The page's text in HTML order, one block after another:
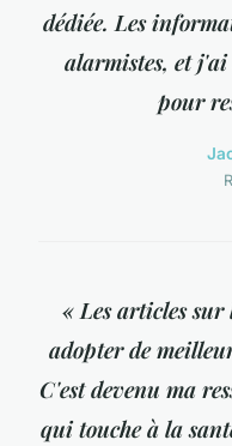
dédiée. Les
alarmistes, et
pour
« Les articles
adopter de
C'est devenu ma
qui touche à la